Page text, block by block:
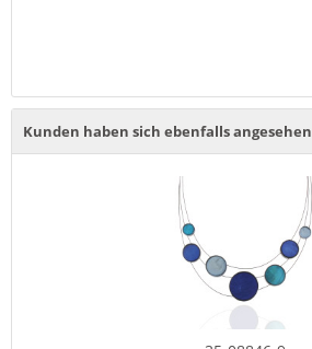
Kunden haben sich ebenfalls angesehen